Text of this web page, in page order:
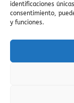
identificaciones
consentimiento,
y funciones.
AINSA